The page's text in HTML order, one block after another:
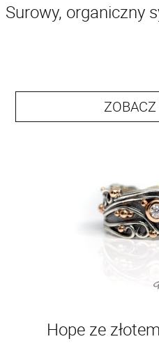
Surowy, organiczny
Hope ze